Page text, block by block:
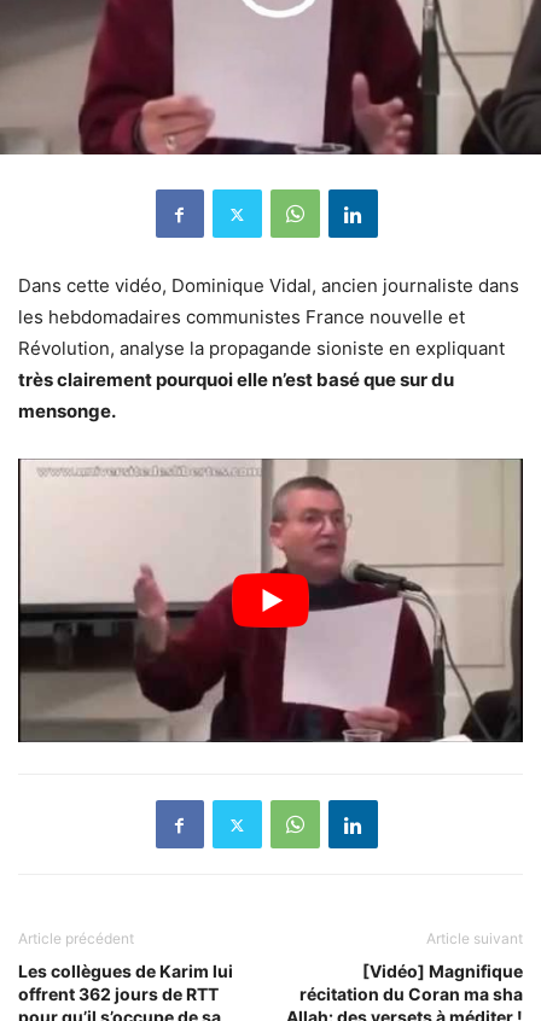
Dans cette vidéo, Dominique Vidal, ancien journaliste dans
les hebdomadaires communistes France nouvelle et
Révolution, analyse la propagande sioniste en expliquant
très clairement pourquoi elle n’est basé que sur du
mensonge.
Article précédent
Les collègues de Karim lui
offrent 362 jours de RTT
Article suivant
[Vidéo] Magnifique
récitation du Coran ma sha